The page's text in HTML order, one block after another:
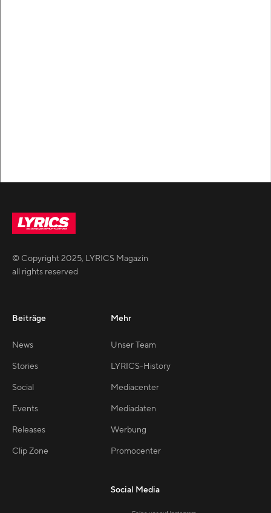
© Copyright2025, LYRICS Magazin
all rights reserved
Beiträge
News
Stories
Social
Events
Releases
Clip Zone
Mehr
Unser Team
LYRICS-History
Mediacenter
Mediadaten
Werbung
Promocenter
Social Media